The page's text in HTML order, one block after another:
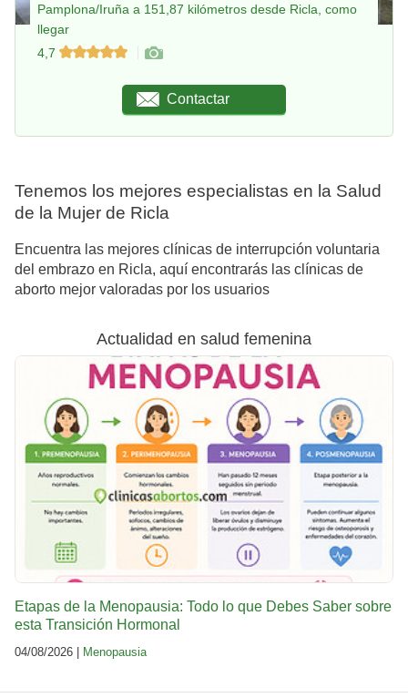
Pamplona/Iruña a 151,87 kilómetros desde Ricla, como
llegar
4,7
Contactar
Tenemos los mejores especialistas en la Salud
de la Mujer de Ricla
Encuentra las mejores clínicas de interrupción voluntaria
del embrazo en Ricla, aquí encontrarás las clínicas de
aborto mejor valoradas por los usuarios
Actualidad en salud femenina
Etapas de la Menopausia: Todo lo que Debes Saber sobre
esta Transición Hormonal
04/08/2026 | Menopausia